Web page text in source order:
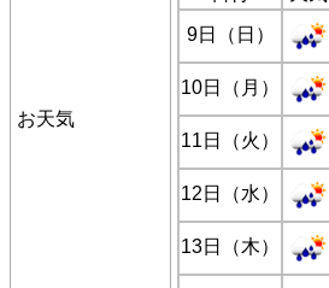
お天気
9日（日）
10日（月）
11日（火）
12日（水）
13日（木）